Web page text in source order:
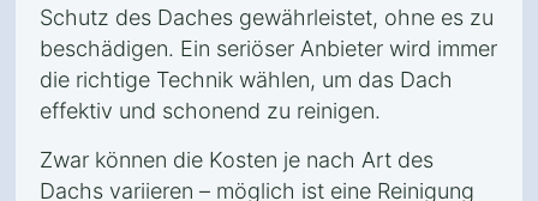
Schutz des Daches gewährleistet, ohne es zu
beschädigen. Ein seriöser Anbieter wird immer
die richtige Technik wählen, um das Dach
effektiv und schonend zu reinigen.
Zwar können die Kosten je nach Art des
Dachs variieren – möglich ist eine Reinigung